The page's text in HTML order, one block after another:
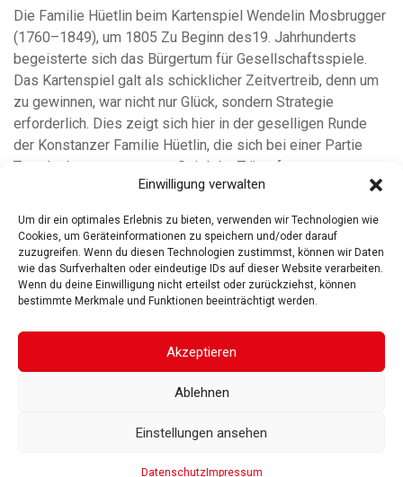
Einwilligung verwalten
Um dir ein optimales Erlebnis zu bieten, verwenden wir Technologien wie
Cookies, um Geräteinformationen zu speichern und/oder darauf
zuzugreifen. Wenn du diesen Technologien zustimmst, können wir Daten
wie das Surfverhalten oder eindeutige IDs auf dieser Website verarbeiten.
Wenn du deine Einwilligung nicht erteilst oder zurückziehst, können
bestimmte Merkmale und Funktionen beeinträchtigt werden.
Akzeptieren
Ablehnen
Einstellungen ansehen
DatenschutzImpressum
Die Familie Hüetlin beim Kartenspiel Wendelin Mosbrugger
(1760–1849), um 1805 Zu Beginn des19. Jahrhunderts
begeisterte sich das Bürgertum für Gesellschaftsspiele.
Das Kartenspiel galt als schicklicher Zeitvertreib, denn um
zu gewinnen, war nicht nur Glück, sondern Strategie
erforderlich. Dies zeigt sich hier in der geselligen Runde
der Konstanzer Familie Hüetlin, die sich bei einer Partie
Tarock, dem sogenannten Spiel der Trümpfe,
ROSGARTENMUSEUM KONSTANZ
ROSGARTENSTRASSE
Gesellschaft der Freunde des Rosgartenmuseums. Alle Rechte vorbehalten